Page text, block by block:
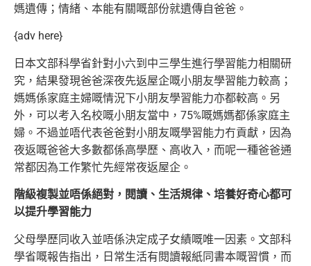
媽遺傳；情緒、本能有關嘅部份就遺傳自爸爸。
{adv here}
日本文部科學省針對小六到中三學生進行學習能力相關研
究，結果發現爸爸深夜先返屋企嘅小朋友學習能力較高；
媽媽係家庭主婦嘅情況下小朋友學習能力亦都較高。另
外，可以考入名校嘅小朋友當中，75%嘅媽媽都係家庭主
婦。不過並唔代表爸爸對小朋友嘅學習能力冇貢獻，因為
夜返嘅爸爸大多數都係高學歷、高收入，而呢一種爸爸通
常都因為工作繁忙先經常夜返屋企。
階級複製並唔係絕對，閱讀、生活規律、培養好奇心都可
以提升學習能力
父母學歷同收入並唔係決定成子女績嘅唯一因素。文部科
學省嘅報告指出，日常生活有閱讀報紙同書本嘅習慣，而